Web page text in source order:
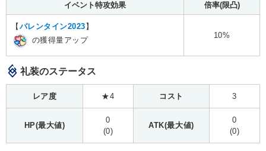
イベント特攻効果 倍率(限凸)
【 バレンタイン2023 】
の獲得量アップ
10%
礼装のステータス
レア度 ★4 コスト 3
HP(最大値)
0
(0)
ATK(最大値)
0
(0)